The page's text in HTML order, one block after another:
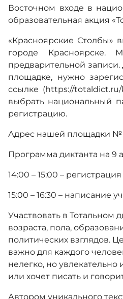
Восточном входе в
образовательная акция
«Красноярские Столбы»
городе
предварительной
площадке, нужно
ссылке (https://totaldict.ru/
выбрать национальный
регистрацию.
Адрес нашей площадки №
Программа диктанта на 9
14:00 – 15:00 –
15:00 – 16:30 – написание
Участвовать в
возраста, пола,
политических взглядов.
важно для каждого
нелегко, но увлекательно
или хочет писать и
Автором уникального